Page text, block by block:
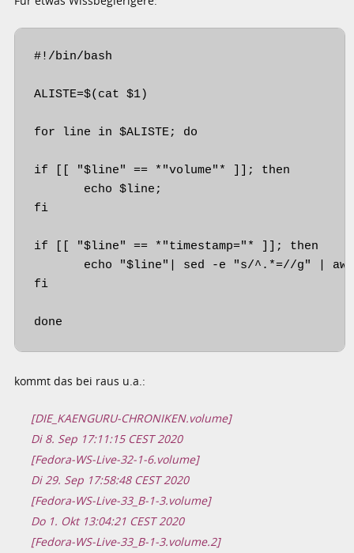
#!/bin/bash
ALISTE=$(cat $1)
for line in $ALISTE; do
if [[ "$line" == *"volume"* ]]; then
       echo $line;
fi
if [[ "$line" == *"timestamp="* ]]; then
echo "$line"| sed -e "s/^.*=//g" |
fi
done
kommt das bei raus u.a.:
[DIE_KAENGURU-CHRONIKEN.volume]
Di 8. Sep 17:11:15 CEST 2020
[Fedora-WS-Live-32-1-6.volume]
Di 29. Sep 17:58:48 CEST 2020
[Fedora-WS-Live-33_B-1-3.volume]
Do 1. Okt 13:04:21 CEST 2020
[Fedora-WS-Live-33_B-1-3.volume.2]